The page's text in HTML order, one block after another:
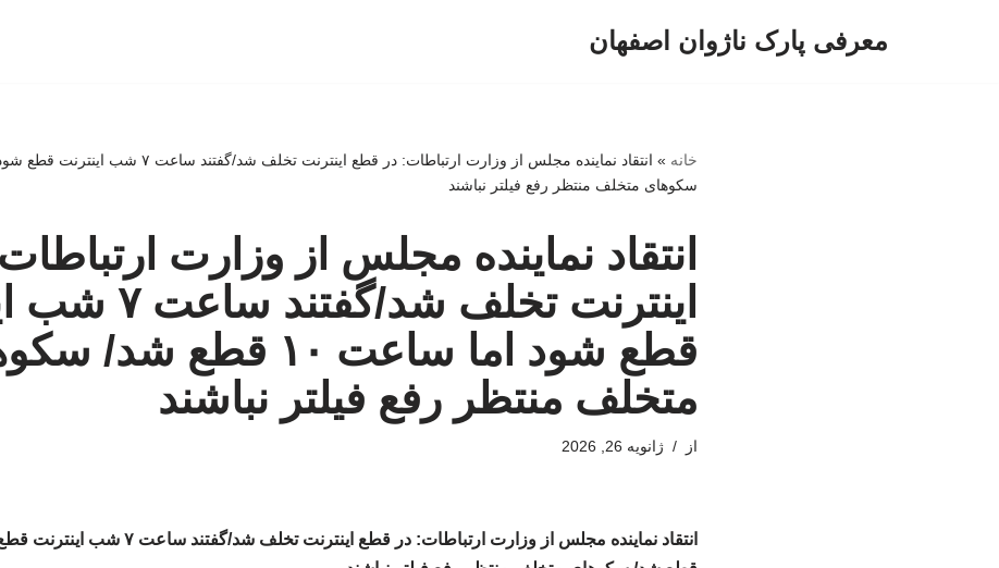
معرفی پارک ناژوان اصفهان
خانه »
سکوهای متخلف منتظر رفع فیلتر نباشند
انتقاد نماینده مجلس از وزارت
اینترنت تخلف شد/
قطع شود اما ساعت ۱۰ قطع شد/
متخلف منتظر رفع فیلتر نباشند
از ژانویه 26, 2026